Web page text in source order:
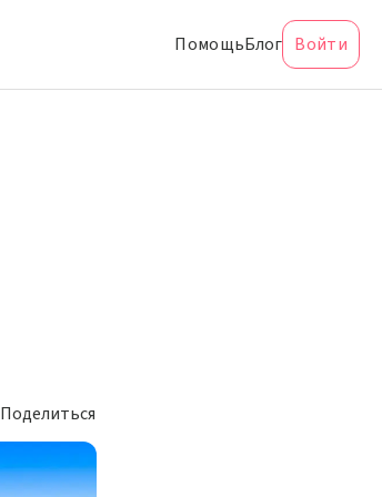
ПомощьБлог Войти
Поделиться